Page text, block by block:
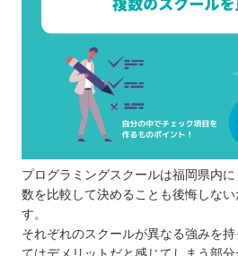
プログラミングスクールは福岡県内
数を比較して決めることも後悔しな
す。
それぞれのスクールが異なる強みを